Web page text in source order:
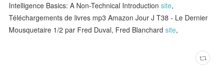
Intelligence Basics: A Non-Technical Introductionsite,
Téléchargements de livres mp3 Amazon Jour J T38 - Le Dernier
Mousquetaire 1/2 par Fred Duval, Fred Blanchardsite,